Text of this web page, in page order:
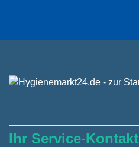
Ihr Service-Kontakt